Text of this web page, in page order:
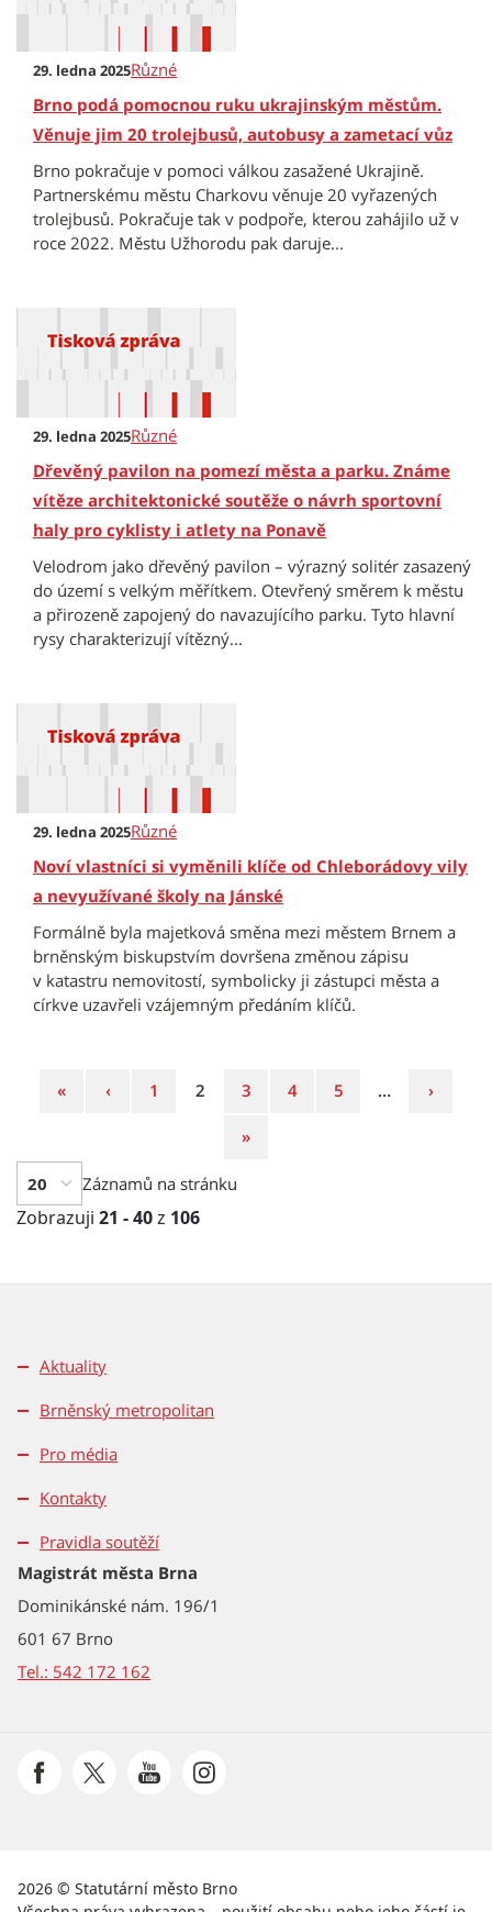
29. ledna 2025Různé
Brno podá pomocnou ruku ukrajinským městům.
Věnuje jim 20 trolejbusů, autobusy a zametací vůz
Brno pokračuje v pomoci válkou zasažené Ukrajině.
Partnerskému městu Charkovu věnuje 20 vyřazených
trolejbusů. Pokračuje tak v podpoře, kterou zahájilo už v
roce 2022. Městu Užhorodu pak daruje...
29. ledna 2025Různé
Dřevěný pavilon na pomezí města a parku. Známe
vítěze architektonické soutěže o návrh sportovní
haly pro cyklisty i atlety na Ponavě
Velodrom jako dřevěný pavilon – výrazný solitér zasazený
do území s velkým měřítkem. Otevřený směrem k městu
a přirozeně zapojený do navazujícího parku. Tyto hlavní
rysy charakterizují vítězný...
29. ledna 2025Různé
Noví vlastníci si vyměnili klíče od Chleborádovy vily
a nevyužívané školy na Jánské
Formálně byla majetková směna mezi městem Brnem a
brněnským biskupstvím dovršena změnou zápisu
v katastru nemovitostí, symbolicky ji zástupci města a
církve uzavřeli vzájemným předáním klíčů.
«První ‹PředchozíStrana
1 Strana
2 Strana
3 Strana
4 Strana
5 … ›
»Poslední
Záznamů na stránku
Zobrazuji 21 - 40z 106
Aktuality
Brněnský metropolitan
Pro média
Kontakty
Pravidla soutěží
Magistrát města Brna
Dominikánské nám. 196/1
601 67 Brno
Tel.: 542 172 162
2026 © Statutární město Brno